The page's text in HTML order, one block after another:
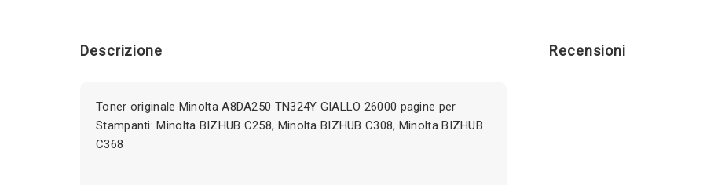
Descrizione
Toner originale Minolta A8DA250 TN324Y GIALLO 26000 pagine per
Stampanti: Minolta BIZHUB C258, Minolta BIZHUB C308, Minolta BIZHUB
C368
Recensioni